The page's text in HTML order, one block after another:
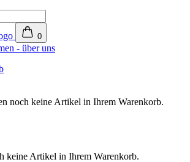
0
noch keine Artikel in Ihrem Warenkorb.
keine Artikel in Ihrem Warenkorb.